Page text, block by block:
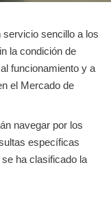
sencillo a los
la condición de
funcionamiento y a
el Mercado de
navegar por los
específicas
ha clasificado la